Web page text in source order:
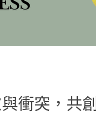
衝突，共